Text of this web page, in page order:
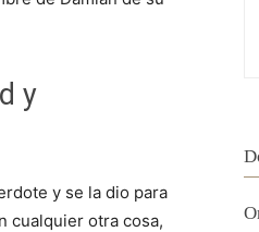
y
y se la dio para
cualquier otra cosa,